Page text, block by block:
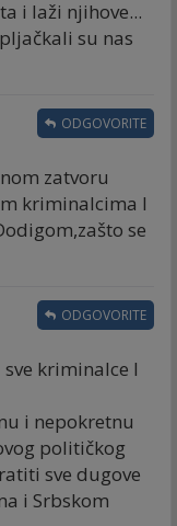
i laži njihove...
su nas
zatvoru
kriminalcima I
se
ODGOVORITE
kriminalce I
i nepokretnu
političkog
sve dugove
i Srbskom
ODGOVORITE